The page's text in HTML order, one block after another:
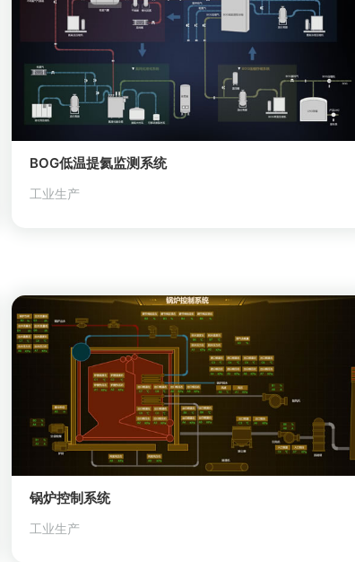
BOG低温提氦监测系统
工业生产
锅炉控制系统
工业生产